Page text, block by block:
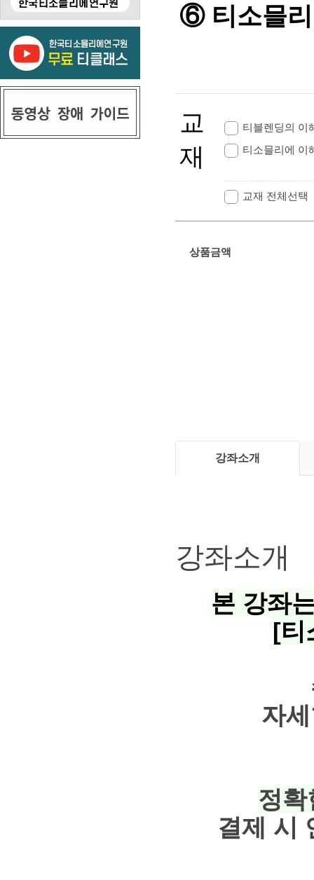
⑥ 티소믈리
교
재
티블렌딩의 이
티소믈리에 이
교재 전체선택
상품금액
강좌소개
강좌소개
본 강좌
[티
자
정
결제 시